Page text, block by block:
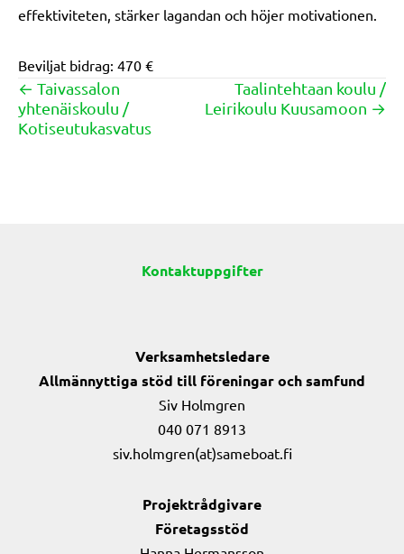
effektiviteten, stärker lagandan och höjer motivationen.
Beviljat bidrag: 470 €
Posts
navigation
← Taivassalon
yhtenäiskoulu /
Kotiseutukasvatus
Taalintehtaan koulu /
Leirikoulu Kuusamoon →
Kontaktuppgifter
Verksamhetsledare
Allmännyttiga stöd till föreningar och samfund
Siv Holmgren
040 071 8913
siv.holmgren(at)sameboat.fi
Projektrådgivare
Företagsstöd